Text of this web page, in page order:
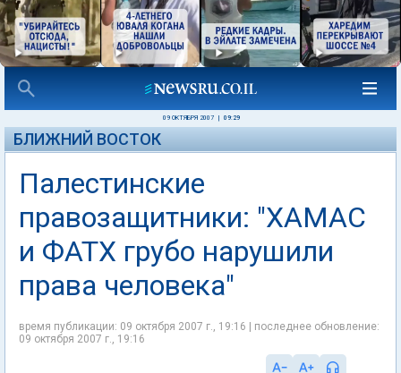
09 ОКТЯБРЯ 2007 09:29
БЛИЖНИЙ ВОСТОК
Палестинские
правозащитники: "ХАМАС
и ФАТХ грубо нарушили
права человека"
время публикации: 09 октября 2007 г., 19:16 | последнее обновление:
09 октября 2007 г., 19:16